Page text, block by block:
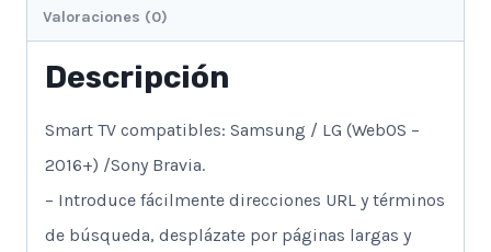
Valoraciones (0)
Descripción
Smart TV compatibles: Samsung / LG (WebOS –
2016+) /Sony Bravia.
– Introduce fácilmente direcciones URL y términos
de búsqueda, desplázate por páginas largas y